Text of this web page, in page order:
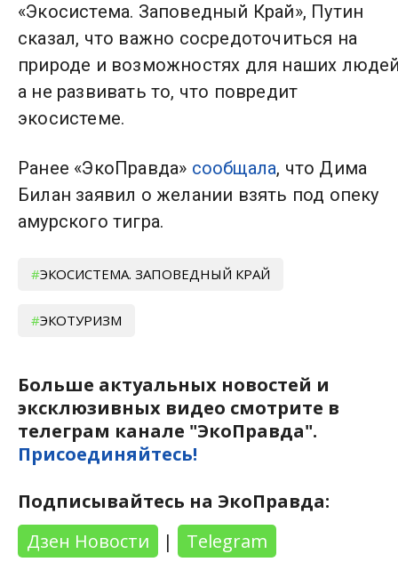
«Экосистема. Заповедный Край», Путин
сказал, что важно сосредоточиться на
природе и возможностях для наших
а не развивать то, что повредит
экосистеме.
Ранее «ЭкоПравда» сообщала, что Дима
Билан заявил о желании взять под опеку
амурского тигра.
ЭКОСИСТЕМА. ЗАПОВЕДНЫЙ КРАЙ
ЭКОТУРИЗМ
Больше актуальных новостей и
эксклюзивных видео смотрите в
телеграм канале "ЭкоПравда".
Присоединяйтесь!
Подписывайтесь на ЭкоПравда:
Дзен Новости
| Telegram